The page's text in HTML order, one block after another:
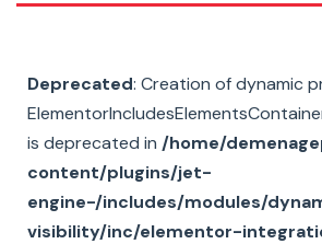
Deprecated: Creation of dynamic
is deprecated in /home/
content/plugins/jet-
engine-/includes/modules/
visibility/inc/elementor-